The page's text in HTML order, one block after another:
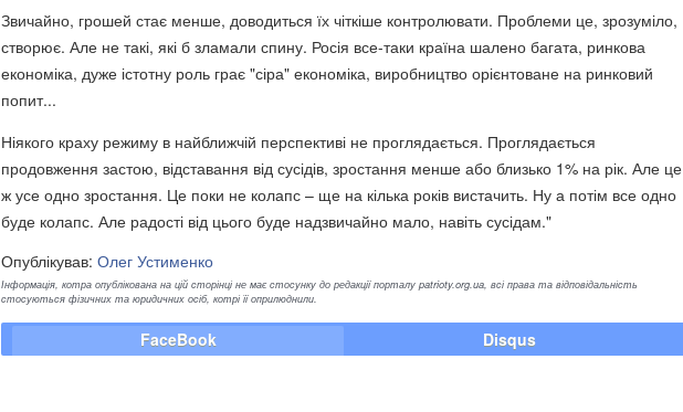
Звичайно, грошей стає менше, доводиться їх чіткіше контролювати. Проблеми це, зрозуміло,
створює. Але не такі, які б зламали спину. Росія все-таки країна шалено багата, ринкова
економіка, дуже істотну роль грає "сіра" економіка, виробництво орієнтоване на ринковий
попит...
Ніякого краху режиму в найближчій перспективі не проглядається. Проглядається
продовження застою, відставання від сусідів, зростання менше або близько 1% на рік. Але це
ж усе одно зростання. Це поки не колапс – ще на кілька років вистачить. Ну а потім все одно
буде колапс. Але радості від цього буде надзвичайно мало, навіть сусідам."
Опублікував: Олег Устименко
Інформація, котра опублікована на цій сторінці не має стосунку до редакції порталу patrioty.org.ua, всі права та відповідальність
стосуються фізичних та юридичних осіб, котрі її оприлюднили.
FaceBook Disqus